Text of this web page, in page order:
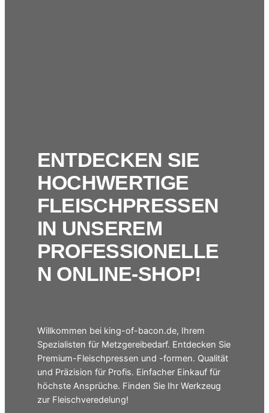
ENTDECKEN SIE
HOCHWERTIGE
FLEISCHPRESSEN
IN UNSEREM
PROFESSIONELLE
N ONLINE-SHOP!
Willkommen bei king-of-bacon.de, Ihrem
Spezialisten für Metzgereibedarf. Entdecken Sie
Premium-Fleischpressen und -formen. Qualität
und Präzision für Profis. Einfacher Einkauf für
höchste Ansprüche. Finden Sie Ihr Werkzeug
zur Fleischveredelung!